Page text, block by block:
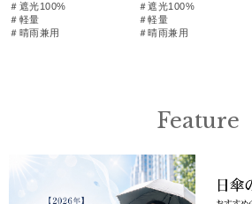
＃遮光100%
＃軽量
＃晴雨兼用
＃遮光100%
＃軽量
＃晴雨兼用
Feature